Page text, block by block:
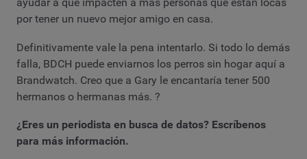
por tener un nuevo mejor amigo en casa.
Definitivamente vale la pena intentarlo. Si todo lo demás
falla, BDCH puede enviarnos los perros sin hogar aquí a
Brandwatch. Creo que a Gary le encantaría tener 500
hermanos o hermanas más. ?
¿Eres un periodista en busca de datos? Escríbenos
para más información.